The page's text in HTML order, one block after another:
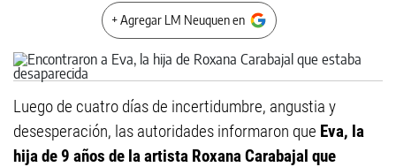
+ Agregar LM Neuquen en
Luego de cuatro días de incertidumbre, angustia y
desesperación, las autoridades informaron que Eva, la
hija de 9 años de la artista Roxana Carabajal que